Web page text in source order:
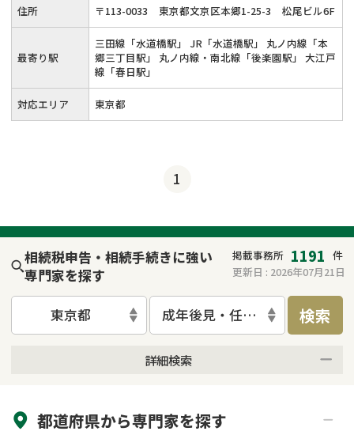
住所 〒113-0033 東京都文京区本郷1-25-3 松尾ビル6F
最寄り駅
三田線「水道橋駅」 JR「水道橋駅」 丸ノ内線「本
郷三丁目駅」 丸ノ内線・南北線「後楽園駅」 大江戸
線「春日駅」
対応エリア 東京都
1
相続税申告・相続手続きに強い
専門家を探す
掲載事務所 1191 件
更新日 : 2026年07月21日
東京都 成年後見・任意後見 検索
詳細検索
初回相談無料
土日祝の相談可能
都道府県から専門家を探す